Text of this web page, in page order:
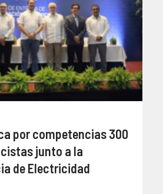
por competencias 300
junto a la
de Electricidad